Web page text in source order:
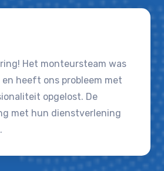
Het monteursteam was
heeft ons probleem met
opgelost. De
met hun dienstverlening